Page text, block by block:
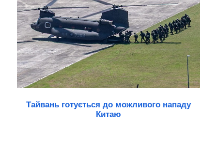
Тайвань готується до можливого нападу
Китаю